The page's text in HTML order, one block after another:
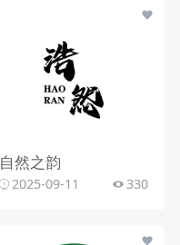
自然之韵
2025-09-11 330